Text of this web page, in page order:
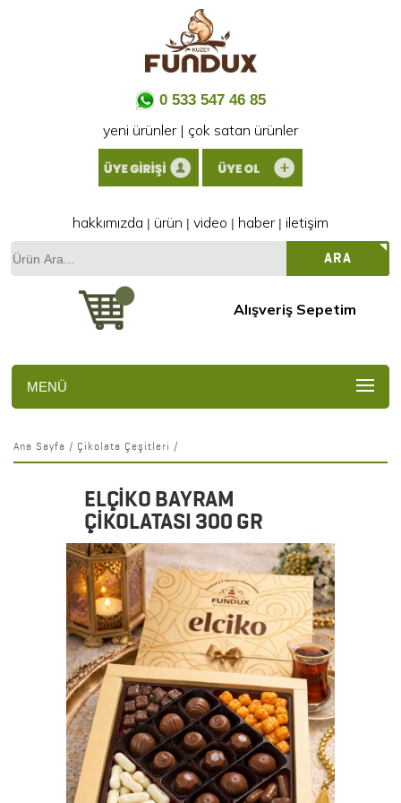
0 533 547 46 85
yeni ürünler| çok satan ürünler
hakkımızda | ürün | video | haber| iletişim
ARA
Alışveriş Sepetim
MENÜ
Ana Sayfa / Çikolata Çeşitleri /
ELÇİKO BAYRAM
ÇİKOLATASI 300 GR
Detaylar